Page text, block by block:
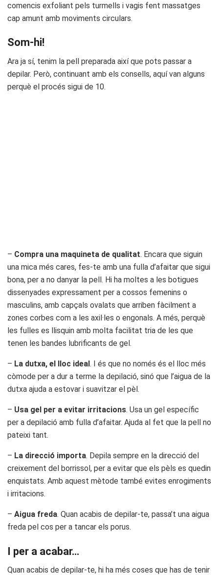
comencis exfoliant pels turmells i vagis fent massatges
cap amunt amb moviments circulars.
Som-hi!
Ara ja sí, tenim la pell preparada així que pots passar a
depilar. Però, continuant amb els consells, aquí van alguns
perquè el procés sigui de 10.
– Compra una maquineta de qualitat. Encara que siguin
una mica més cares, fes-te amb una fulla d’afaitar que sigui
bona, per a no danyar la pell. Hi ha moltes a les botigues
dissenyades expressament per a cossos femenins o
masculins, amb capçals ovalats que arriben fàcilment a
zones corbes com a les axil·les o engonals. A més, perquè
les fulles es llisquin amb molta facilitat tria de les que
tenen les bandes lubrificants de gel.
– La dutxa, el lloc ideal. I és que no només és el lloc més
còmode per a dur a terme la depilació, sinó que l’aigua de la
dutxa ajuda a estovar i suavitzar el pèl.
– Usa gel per a evitar irritacions. Usa un gel específic
per a depilació amb fulla d’afaitar. Ajuda al fet que la pell no
pateixi tant.
– La direcció importa. Depila sempre en la direcció del
creixement del borrissol, per a evitar que els pèls es quedin
enquistats. Amb aquest mètode també evites enrogiments
i irritacions.
– Aigua freda. Quan acabis de depilar-te, passa’t una aigua
freda pel cos per a tancar els porus.
I per a acabar…
Quan acabis de depilar-te, hi ha més coses que has de tenir